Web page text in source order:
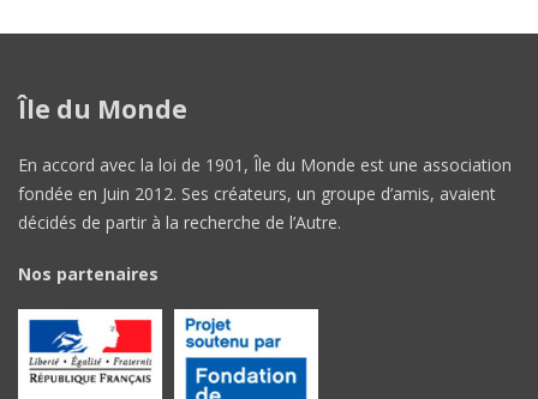
Île du Monde
En accord avec la loi de 1901, Île du Monde est une association
fondée en Juin 2012. Ses créateurs, un groupe d’amis, avaient
décidés de partir à la recherche de l’Autre.
Nos partenaires